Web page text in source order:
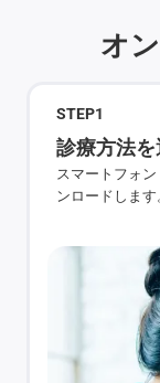
オ
STEP1
診療方法
スマートフォ
ンロードします。